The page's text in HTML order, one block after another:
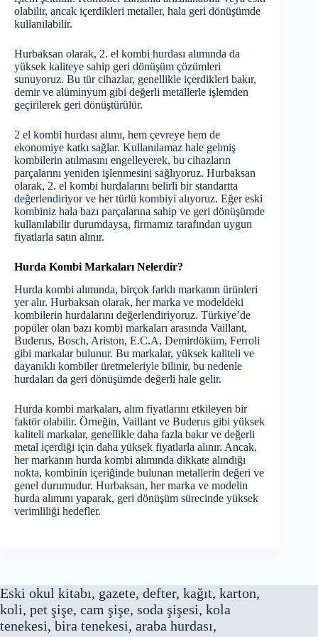
olabilir, ancak içerdikleri metaller, hala geri dönüşümde
kullanılabilir.
Hurbaksan olarak, 2. el kombi hurdası alımında da
yüksek kaliteye sahip geri dönüşüm çözümleri
sunuyoruz. Bu tür cihazlar, genellikle içerdikleri bakır,
demir ve alüminyum gibi değerli metallerle işlemden
geçirilerek geri dönüştürülür.
2 el kombi hurdası alımı, hem çevreye hem de
ekonomiye katkı sağlar. Kullanılamaz hale gelmiş
kombilerin atılmasını engelleyerek, bu cihazların
parçalarını yeniden işlenmesini sağlıyoruz. Hurbaksan
olarak, 2. el kombi hurdalarını belirli bir standartta
değerlendiriyor ve her türlü kombiyi alıyoruz. Eğer eski
kombiniz hala bazı parçalarına sahip ve geri dönüşümde
kullanılabilir durumdaysa, firmamız tarafından uygun
fiyatlarla satın alınır.
Hurda Kombi Markaları Nelerdir?
Hurda kombi alımında, birçok farklı markanın ürünleri
yer alır. Hurbaksan olarak, her marka ve modeldeki
kombilerin hurdalarını değerlendiriyoruz. Türkiye’de
popüler olan bazı kombi markaları arasında Vaillant,
Buderus, Bosch, Ariston, E.C.A, Demirdöküm, Ferroli
gibi markalar bulunur. Bu markalar, yüksek kaliteli ve
dayanıklı kombiler üretmeleriyle bilinir, bu nedenle
hurdaları da geri dönüşümde değerli hale gelir.
Hurda kombi markaları, alım fiyatlarını etkileyen bir
faktör olabilir. Örneğin, Vaillant ve Buderus gibi yüksek
kaliteli markalar, genellikle daha fazla bakır ve değerli
metal içerdiği için daha yüksek fiyatlarla alınır. Ancak,
her markanın hurda kombi alımında dikkate alındığı
nokta, kombinin içeriğinde bulunan metallerin değeri ve
genel durumudur. Hurbaksan, her marka ve modelin
hurda alımını yaparak, geri dönüşüm sürecinde yüksek
verimliliği hedefler.
Eski okul kitabı, gazete, defter, kağıt, karton,
koli, pet şişe, cam şişe, soda şişesi, kola
tenekesi, bira tenekesi, araba hurdası,